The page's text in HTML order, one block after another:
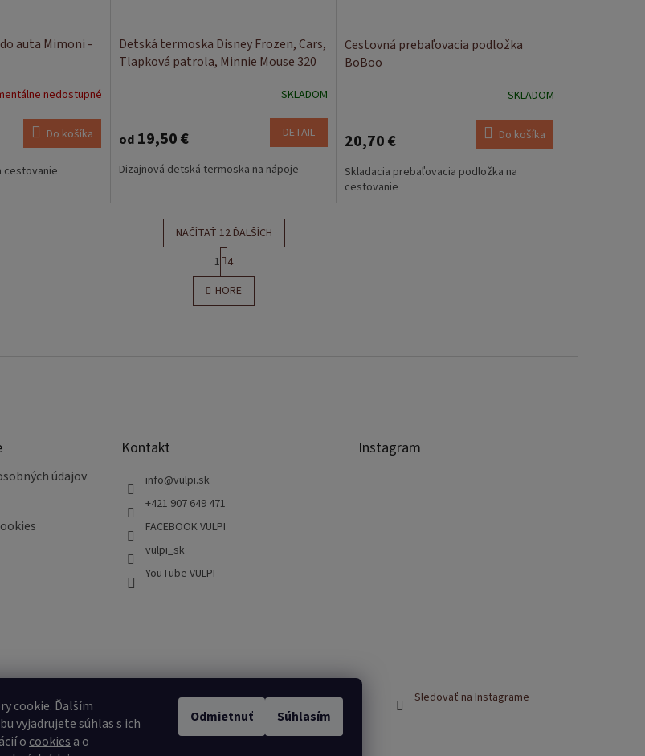
cookie. Ďalším
vyjadrujete súhlas s ich
ocookiesa o
Odmietnuť Súhlasím
auta Mimoni -
nedostupné
Do košíka
cestovanie
Detská termoska Disney Frozen, Cars,
Tlapková patrola, Minnie Mouse 320
SKLADOM
od19,50 € DETAIL
Dizajnová detská termoska na nápoje
Cestovná prebaľovacia podložka
BoBoo
SKLADOM
20,70 € Do košíka
Skladacia prebaľovacia podložka na
cestovanie
O
v
l
ý
p
i
NAČÍTAŤ 12 ĎALŠÍCH
S
t
r
á
n
1 4
HORE
údajov
Kontakt
info@vulpi.sk
+421 907 649 471
FACEBOOK VULPI
vulpi_sk
YouTube VULPI
Instagram
Sledovať na Instagrame